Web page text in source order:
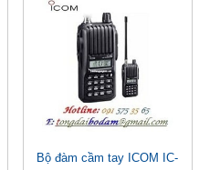
Bộ đàm cầm tay ICOM IC-